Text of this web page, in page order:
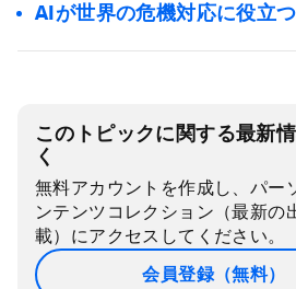
AIが世界の危機対応に役立
このトピックに関する最新
く
無料アカウントを作成し、パー
ンテンツコレクション（最新の
載）にアクセスしてください。
会員登録（無料）